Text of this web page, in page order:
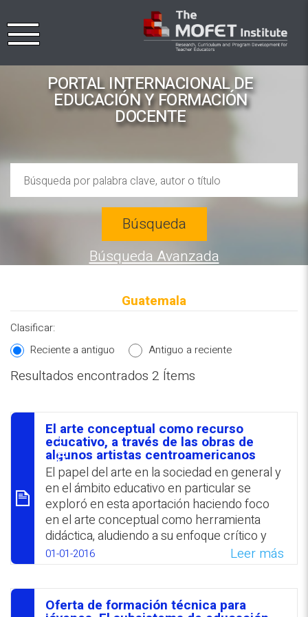
PORTAL INTERNACIONAL DE
EDUCACIÓN Y FORMACIÓN
DOCENTE
REPOSITORIO EN LÍNEA DE
CONTENIDOS ACADÉMICOS SOBRE
EDUCACIÓN Y FORMACIÓN DEL
PROFESORADO
Búsqueda
Búsqueda Avanzada
Guatemala
Clasificar:
Reciente a antiguo
Antiguo a reciente
Resultados encontrados 2 Ítems
סיכום
El arte conceptual como recurso
educativo, a través de las obras de
algunos artistas centroamericanos
El papel del arte en la sociedad en general y
en el ámbito educativo en particular se
exploró en esta aportación haciendo foco
en el arte conceptual como herramienta
didáctica, aludiendo a su enfoque crítico y
antiacadémico, su identificación con
problemas sociales y de identidad cultural, y
el cuestionamiento de políticas neoliberales.
En este contexto se revisaron los trabajos
01-01-2016 Leer más
Oferta de formación técnica para